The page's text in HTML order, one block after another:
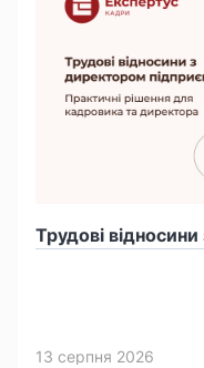
Трудові
13 серпня 2026